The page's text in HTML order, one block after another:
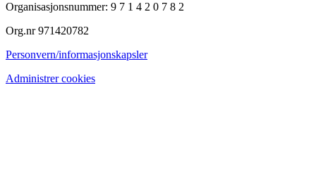
Organisasjonsnummer: 9 7 1 4 2 0 7 8 2
Org.nr 971420782
Personvern/informasjonskapsler
Administrer cookies